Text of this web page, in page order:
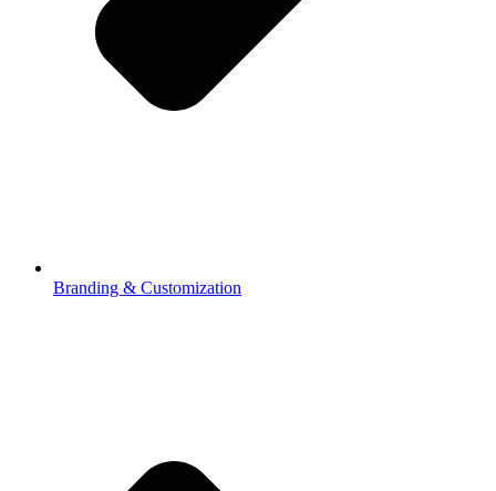
Branding & Customization